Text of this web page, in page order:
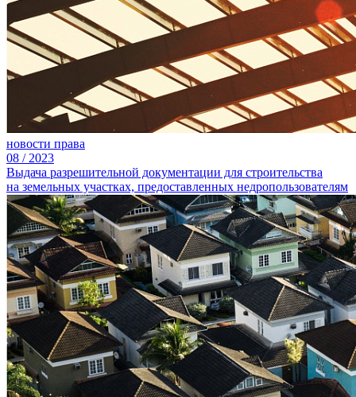
новости права
08 / 2023
Выдача разрешительной документации для строительства
на земельных участках, предоставленных недропользователям